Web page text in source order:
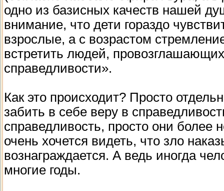
одно из базисных качеств нашей
внимание, что дети гораздо
взрослые, а с возрастом
встретить людей,
справедливости».
Как это происходит? Просто
забить в себе веру в
справедливость, просто они
очень хочется видеть, что зло
вознаграждается. А ведь иногда
многие годы.